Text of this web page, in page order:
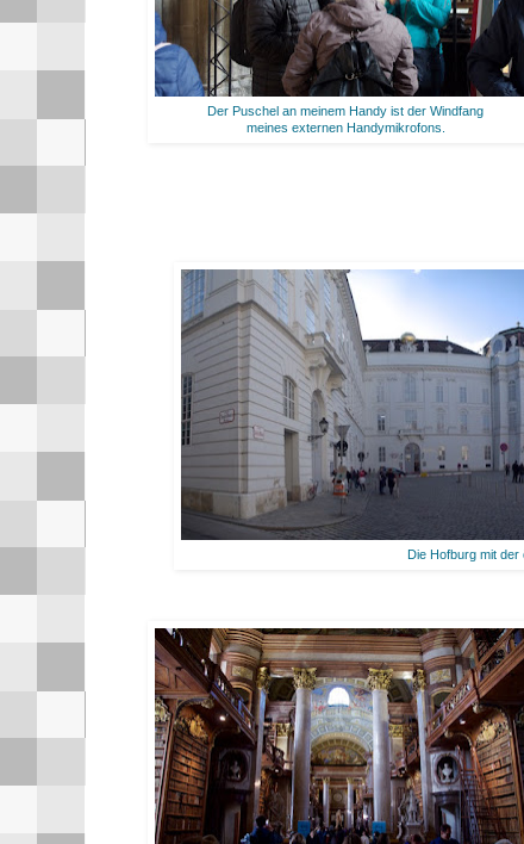
Der Puschel an meinem Handy ist der Windfang
meines externen Handymikrofons.
Die Hofburg mit